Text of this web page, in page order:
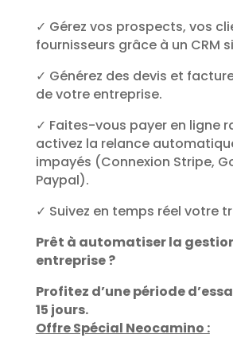
✓ Gérez vos prospects, vos
fournisseurs grâce à un CRM
✓ Générez des devis et
de votre entreprise.
✓ Faites-vous payer en ligne
activez la relance
impayés (Connexion Stripe,
Paypal).
✓ Suivez en temps réel votre
Prêt à automatiser la
entreprise ?
Profitez d’une période
15 jours.
Offre Spécial Neocamino :